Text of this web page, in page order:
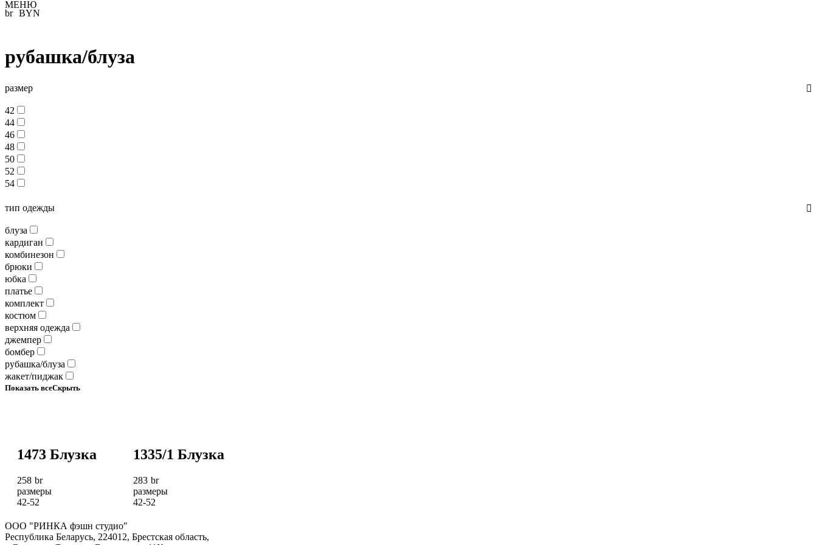
МЕНЮ
br BYN
рубашка/блуза
размер
42
44
46
48
50
52
54
тип одежды
блуза
кардиган
комбинезон
брюки
юбка
платье
комплект
костюм
верхняя одежда
джемпер
бомбер
рубашка/блуза
жакет/пиджак
Показать всеСкрыть
желаний
1473 Блузка
br
258
размеры
42-52
желаний
1335/1 Блузка
br
283
размеры
42-52
ООО "РИНКА фэшн студио"
Республика Беларусь, 224012, Брестская область,